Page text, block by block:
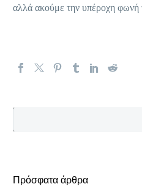
αλλά ακούμε την υπέροχη φωνή
Πρόσφατα άρθρα